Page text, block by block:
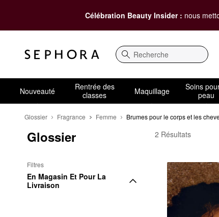
Célébration Beauty Insider : nous
Recherche
Nouveauté
Rentrée des
classes
Maquillage
Soins
peau
Glossier Fragrance Femme Brumes pour le corps et les
Glossier
Filtres
En Magasin Et Pour La
Livraison
Glossier Brumes
2 Résultats